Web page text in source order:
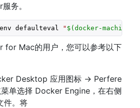
务。
defaulteval " $(docker-machine
for Mac的用户，您可以参考以下
Desktop 应用图标 -> Perfere
单选择 Docker Engine，在右侧
件。将